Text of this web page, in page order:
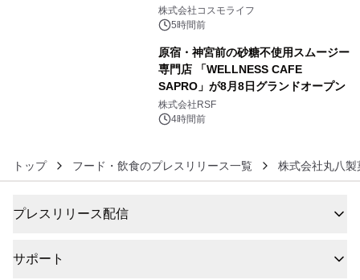
ャンペーンを実施
株式会社コスモライフ
5時間前
原宿・神宮前の砂糖不使用スムージー
専門店 「WELLNESS CAFE
SAPRO」が8月8日グランドオープン
株式会社RSF
4時間前
トップ フード・飲食のプレスリリース一覧 株式会社丸八製
プレスリリース配信
サポート